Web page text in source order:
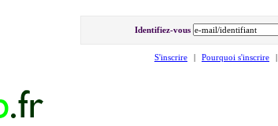
Identifiez-vous
S'inscrire | Pourquoi s'inscrire |